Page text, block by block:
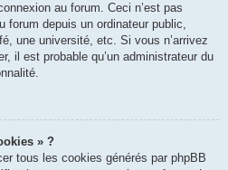
au forum. Ceci n’est pas
depuis un ordinateur public,
une université, etc. Si vous n’arrivez
il est probable qu’un administrateur du
» ?
tous les cookies générés par phpBB